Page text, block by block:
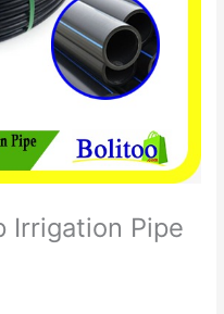
Irrigation Pipe